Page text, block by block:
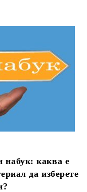
набук: каква е
да изберете